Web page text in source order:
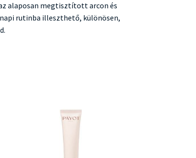
alaposan megtisztított arcon és
rutinba illeszthető, különösen,